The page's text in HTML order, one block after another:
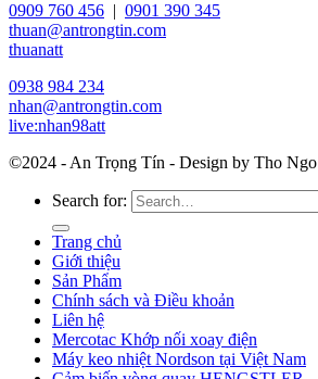
0909 760 456 | 0901 390 345
thuan@antrongtin.com
thuanatt
0938 984 234
nhan@antrongtin.com
live:nhan98att
©2024 - An Trọng Tín - Design by Tho Ngo
Search for:
Trang chủ
Giới thiệu
Sản Phẩm
Chính sách và Điều khoản
Liên hệ
Mercotac Khớp nối xoay điện
Máy keo nhiệt Nordson tại Việt Nam